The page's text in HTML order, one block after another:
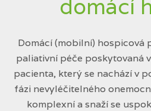
domácí
Domácí (mobilní) hospicová
paliativní péče poskytovaná
pacienta, který se nachází v
fázi nevyléčitelného
komplexní a snaží se